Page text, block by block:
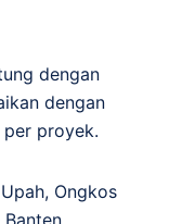
dengan
dengan
proyek.
Upah, Ongkos